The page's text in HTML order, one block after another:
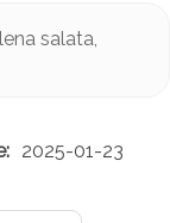
salata,
2025-01-23